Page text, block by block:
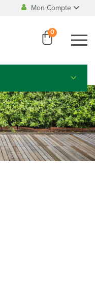
Mon Compte
Se connecter
0